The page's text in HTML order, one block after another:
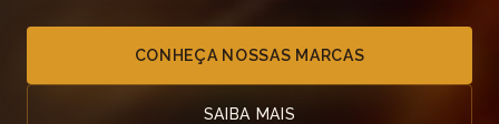
CONHEÇA NOSSAS MARCAS
SAIBA MAIS